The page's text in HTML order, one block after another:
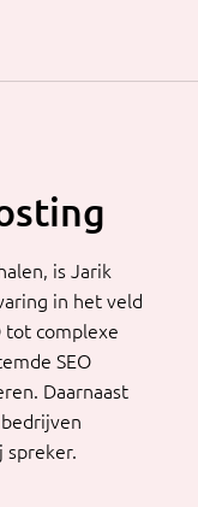
is Jarik
in het veld
tot complexe
SEO
Daarnaast
spreker.